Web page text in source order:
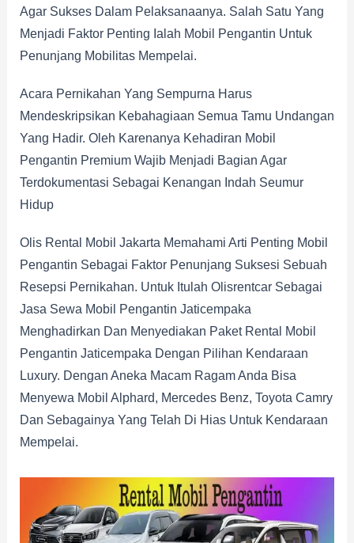
Agar Sukses Dalam Pelaksanaanya. Salah Satu Yang
Menjadi Faktor Penting Ialah Mobil Pengantin Untuk
Penunjang Mobilitas Mempelai.
Acara Pernikahan Yang Sempurna Harus
Mendeskripsikan Kebahagiaan Semua Tamu Undangan
Yang Hadir. Oleh Karenanya Kehadiran Mobil
Pengantin Premium Wajib Menjadi Bagian Agar
Terdokumentasi Sebagai Kenangan Indah Seumur
Hidup
Olis Rental Mobil Jakarta Memahami Arti Penting Mobil
Pengantin Sebagai Faktor Penunjang Suksesi Sebuah
Resepsi Pernikahan. Untuk Itulah Olisrentcar Sebagai
Jasa Sewa Mobil Pengantin Jaticempaka
Menghadirkan Dan Menyediakan Paket Rental Mobil
Pengantin Jaticempaka Dengan Pilihan Kendaraan
Luxury. Dengan Aneka Macam Ragam Anda Bisa
Menyewa Mobil Alphard, Mercedes Benz, Toyota Camry
Dan Sebagainya Yang Telah Di Hias Untuk Kendaraan
Mempelai.